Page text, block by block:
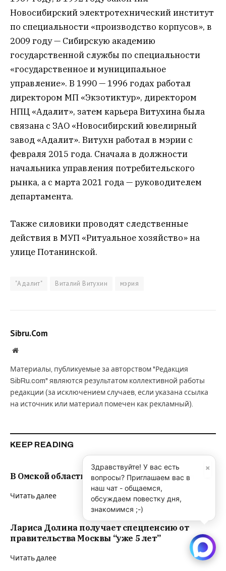
Новосибирский электротехнический институт
по специальности «производство корпусов», в
2009 году — Сибирскую академию
государственной службы по специальности
«государственное и муниципальное
управление». В 1990 — 1996 годах работал
директором МП «Экзотиктур», директором
НПЦ «Адалит», затем карьера Витухина была
связана с ЗАО «Новосибирский ювелирный
завод «Адалит». Витухн работал в мэрии с
февраля 2015 года. Сначала в должности
начальника управления потребительского
рынка, а с марта 2021 года — руководителем
департамента.
Также силовики проводят следственные
действия в МУП «Ритуальное хозяйство» на
улице Потанинской.
"Адалит" Виталий Витухин мэрия
Sibru.Com
Website
Материалы, публикуемые за авторством "Редакция
SibRu.com" являются результатом коллективной работы
редакции (за исключением случаев, если указана ссылка
на источник или материал помечен как рекламный).
KEEP READING
В Омской области призывают резервистов
Читать далее
Лариса Долина получает спецпенсию от
правительства Москвы “уже 5 лет”
Читать далее
×
Здравствуйте! У вас есть
вопросы? Приглашаем вас в
наш чат - общаемся,
обсуждаем повестку дня,
знакомимся ;-)